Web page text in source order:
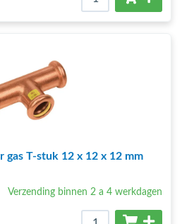
gas T-stuk 12 x 12 x 12 mm
Verzending binnen 2 a 4 werkdagen